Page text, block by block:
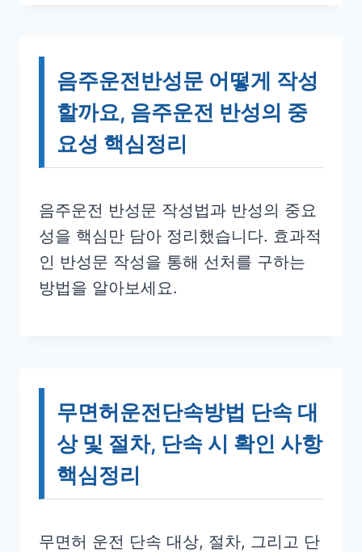
음주운전반성문 어떻게 작성
할까요, 음주운전 반성의 중
요성 핵심정리
음주운전 반성문 작성법과 반성의 중요
성을 핵심만 담아 정리했습니다. 효과적
인 반성문 작성을 통해 선처를 구하는
방법을 알아보세요.
무면허운전단속방법 단속 대
상 및 절차, 단속 시 확인 사항
핵심정리
무면허 운전 단속 대상, 절차, 그리고 단